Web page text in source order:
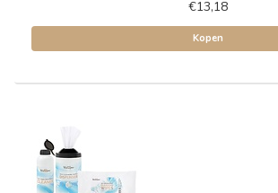
€13,18
Kopen